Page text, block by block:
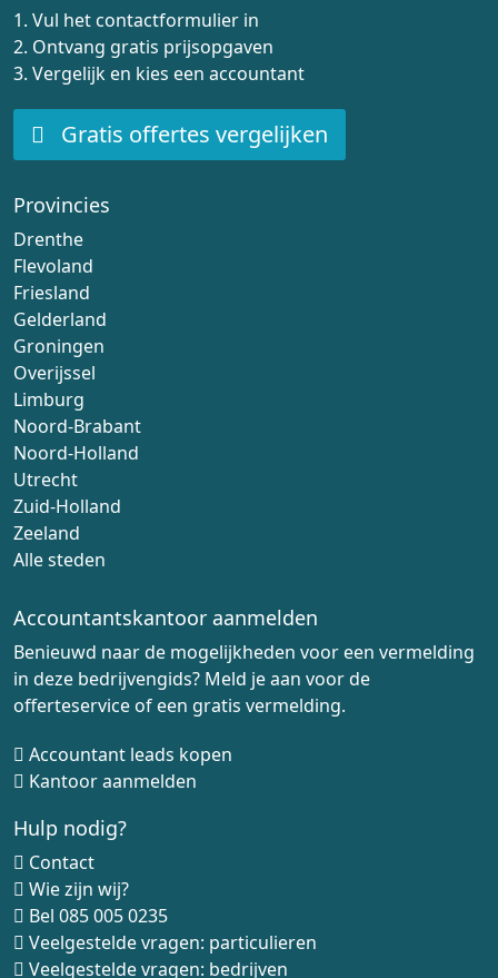
1. Vul het contactformulier in
2. Ontvang gratis prijsopgaven
3. Vergelijk en kies een accountant
Gratis offertes vergelijken
Provincies
Drenthe
Flevoland
Friesland
Gelderland
Groningen
Overijssel
Limburg
Noord-Brabant
Noord-Holland
Utrecht
Zuid-Holland
Zeeland
Alle steden
Accountantskantoor aanmelden
Benieuwd naar de mogelijkheden voor een vermelding
in deze bedrijvengids? Meld je aan voor de
offerteservice of een gratis vermelding.
Accountant leads kopen
Kantoor aanmelden
Hulp nodig?
Contact
Wie zijn wij?
Bel 085 005 0235
Veelgestelde vragen: particulieren
Veelgestelde vragen: bedrijven